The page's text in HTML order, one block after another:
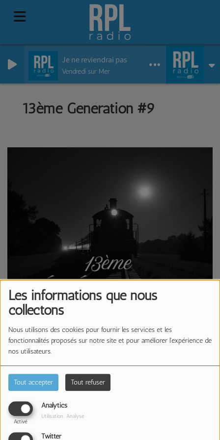
Les informations que nous
collectons
Nous utilisons des cookies pour fournir les services et les
fonctionnalités proposés sur notre site et pour améliorer l'expérience de
nos utilisateurs.
Tout accepter Tout refuser
Analytics
Activé
Utilisation: Analyse
Twitter
Je ne reviendrai pas
Vendredi sur Mer
13ème Génération #9
01 JUIN 2026 - 1061 VUES
Écouter le podcast
13ème Génération #9